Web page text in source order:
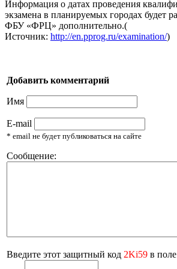
Информация о датах проведения
экзамена в планируемых городах будет
ФБУ «ФРЦ» дополнительно.(
Источник: http://en.pprog.ru/examination/)
Добавить комментарий
Имя
E-mail
* email не будет публиковаться на сайте
Сообщение:
Введите этот защитный код 2Ki59 в